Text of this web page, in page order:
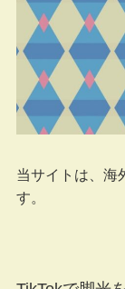
当サイトは、海
す。